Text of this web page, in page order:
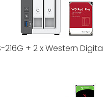
216G + 2 x Western